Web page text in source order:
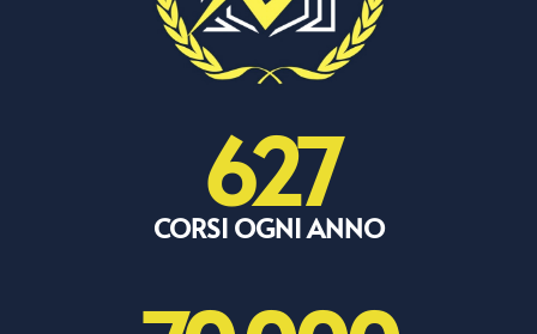
CORSI OGNI ANNO
627